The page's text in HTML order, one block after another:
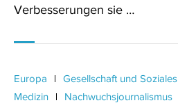
Verbesserungen sie …
Europa Gesellschaft und Soziales
Medizin
Nachwuchsjournalismus